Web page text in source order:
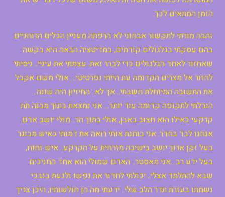
הזמן המתאים לכך.
זהבה מורתי לתקשור אבחוני לא הרפתה מעניין הכלים הרוחניים
בהם עסקתי בגלגולים קודמים, במדיטציה הבאה היא בקשה
שאחזור לאחד הגלגולים כדי לברר זאת. עצמתי את עיניי.. ניסיתי
לחזור אל מצרים הקדומה עת הייתי נפרטיטי… אולי משם אקבל
את התשובה המיוחלת חשבתי.. אך לא.. החיזיון היה שונה..
הובלתי לתקופה קדומה עוד יותר… אני נמצאת בתוך מבנה תת
קרקעי כאילו הוא חצוב באבן, אולי בתוך הר.. מולי יושב אדם.
אנחנו לבד בחדר. אני בוחנת אותי רואה את דמותי כאיש מבוגר
בעל זקן ארוך יושב בישיבה מזרחית על הקרקע.. איש זחוח,
בעל ידע רב ..אני מאסטר.. האדם שמולי הוא אחד החניכים
שבא להתלמד אצלי.. יכולתי לחדור את נפשו ולגעת בנבכי
נשמתו בעזרת תדר הלב שלי.. ידעתי מה הן חולשותיו, היכן צריך